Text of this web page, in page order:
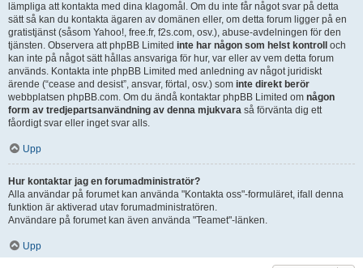
lämpliga att kontakta med dina klagomål. Om du inte får något svar på detta
sätt så kan du kontakta ägaren av domänen eller, om detta forum ligger på en
gratistjänst (såsom Yahoo!, free.fr, f2s.com, osv.), abuse-avdelningen för den
tjänsten. Observera att phpBB Limited inte har någon som helst kontroll
och
kan inte på något sätt hållas ansvariga för hur, var eller av vem detta forum
används. Kontakta inte phpBB Limited med anledning av något juridiskt
ärende (“cease and desist”, ansvar, förtal, osv.) som inte direkt berör
webbplatsen phpBB.com. Om du ändå kontaktar phpBB Limited om någon
form av tredjepartsanvändning av denna mjukvara så förvänta dig ett
fåordigt svar eller inget svar alls.
Upp
Hur kontaktar jag en forumadministratör?
Alla användar på forumet kan använda "Kontakta oss"-formuläret, ifall denna
funktion är aktiverad utav forumadministratören.
Användare på forumet kan även använda "Teamet"-länken.
Upp